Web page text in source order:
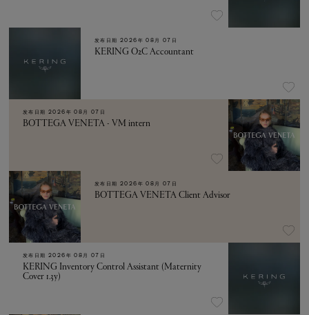
发布日期 2026年 08月 07日
KERING O2C Accountant
发布日期 2026年 08月 07日
BOTTEGA VENETA - VM intern
发布日期 2026年 08月 07日
BOTTEGA VENETA Client Advisor
发布日期 2026年 08月 07日
KERING Inventory Control Assistant (Maternity
Cover 1.3y)